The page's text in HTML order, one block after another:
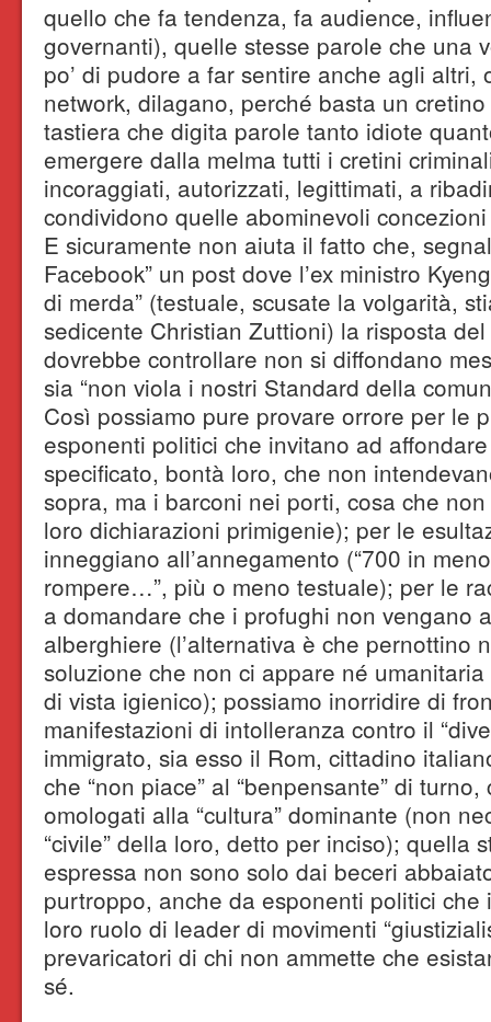
quello che fa tendenza, fa audience,
governanti), quelle stesse parole che una
po’ di pudore a far sentire anche agli altri,
network, dilagano, perché basta un
tastiera che digita parole tanto idiote
emergere dalla melma tutti i cretini
incoraggiati, autorizzati, legittimati, a
condividono quelle abominevoli
E sicuramente non aiuta il fatto che,
Facebook” un post dove l’ex ministro
di merda” (testuale, scusate la volgarità,
sedicente Christian Zuttioni) la risposta del
dovrebbe controllare non si diffondano
sia “non viola i nostri Standard della
Così possiamo pure provare orrore per le
esponenti politici che invitano ad
specificato, bontà loro, che non
sopra, ma i barconi nei porti, cosa che
loro dichiarazioni primigenie); per le
inneggiano all’annegamento (“700 in
rompere…”, più o meno testuale); per le
a domandare che i profughi non vengano
alberghiere (l’alternativa è che pernottino
soluzione che non ci appare né
di vista igienico); possiamo inorridire di
manifestazioni di intolleranza contro il
immigrato, sia esso il Rom, cittadino
che “non piace” al “benpensante” di
omologati alla “cultura” dominante (non
“civile” della loro, detto per inciso); quella
espressa non sono solo dai beceri
purtroppo, anche da esponenti politici che
loro ruolo di leader di movimenti
prevaricatori di chi non ammette che
sé.